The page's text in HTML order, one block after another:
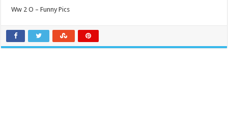
Ww 2 O – Funny Pics